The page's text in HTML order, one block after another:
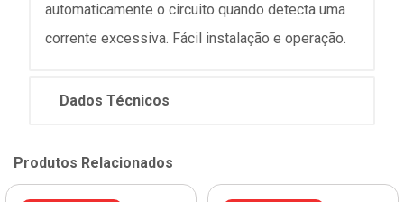
automaticamente o circuito quando detecta uma
corrente excessiva. Fácil instalação e operação.
Dados Técnicos
Produtos Relacionados